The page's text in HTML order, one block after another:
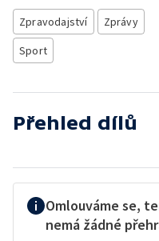
Zpravodajství
Zprávy
Sport
Přehled dílů
Omlouváme se,
nemá žádné